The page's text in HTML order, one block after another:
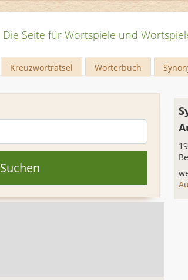
Die Seite für Wortspiele und
Kreuzworträtsel Wörterbuch
Suchen